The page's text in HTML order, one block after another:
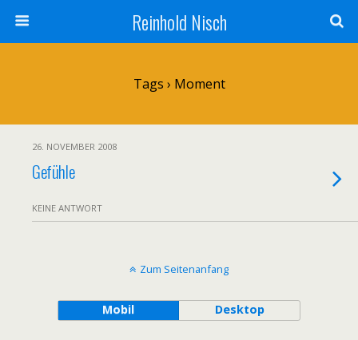
Reinhold Nisch
Tags › Moment
26. NOVEMBER 2008
Gefühle
KEINE ANTWORT
Zum Seitenanfang
Mobil Desktop